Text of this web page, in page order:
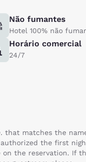
Não fumantes
Hotel 100% não
Horário comercial
24/7
matches the
the first
the reservation. If